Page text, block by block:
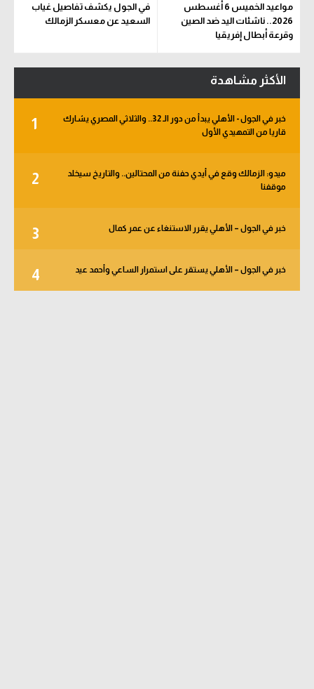
مواعيد الخميس 6 أغسطس
2026.. ناشئات اليد ضد الصين
وقرعة أبطال إفريقيا
في الجول يكشف تفاصيل غياب
السعيد عن معسكر الزمالك
الأكثر مشاهدة
1
خبر في الجول - الأهلي يبدأ من دور الـ 32.. والثلاثي المصري يشارك
قاريا من التمهيدي الأول
2
ميدو: الزمالك وقع في أيدي حفنة من المحتالين.. والتاريخ سيخلد
موقفنا
3 خبر في الجول – الأهلي يقرر الاستنغاء عن عمر كمال
4 خبر في الجول – الأهلي يستقر على استمرار الساعي وأحمد عيد